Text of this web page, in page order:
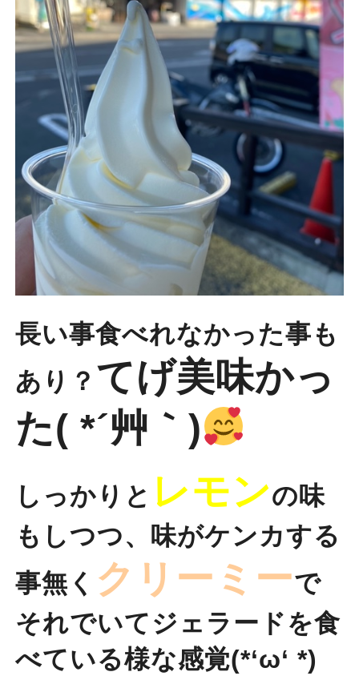
長い事食べれなかった事も
あり？ てげ美味かっ
た( *´艸｀)
しっかりと レモンの味
もしつつ、味がケンカする
事無く クリーミーで
それでいてジェラードを食
べている様な感覚(*‘ω‘ *)